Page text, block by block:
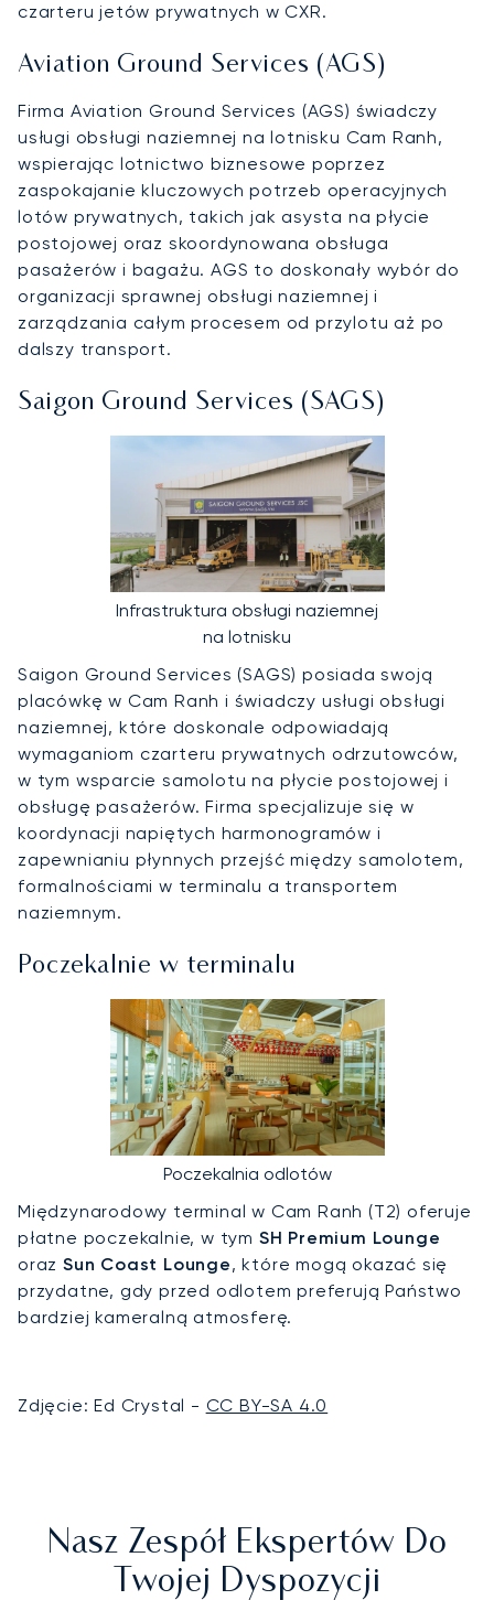
czarteru jetów prywatnych w CXR.
Aviation Ground Services (AGS)
Firma Aviation Ground Services (AGS) świadczy
usługi obsługi naziemnej na lotnisku Cam Ranh,
wspierając lotnictwo biznesowe poprzez
zaspokajanie kluczowych potrzeb operacyjnych
lotów prywatnych, takich jak asysta na płycie
postojowej oraz skoordynowana obsługa
pasażerów i bagażu. AGS to doskonały wybór do
organizacji sprawnej obsługi naziemnej i
zarządzania całym procesem od przylotu aż po
dalszy transport.
Saigon Ground Services (SAGS)
Infrastruktura obsługi naziemnej
na lotnisku
Saigon Ground Services (SAGS) posiada swoją
placówkę w Cam Ranh i świadczy usługi obsługi
naziemnej, które doskonale odpowiadają
wymaganiom czarteru prywatnych odrzutowców,
w tym wsparcie samolotu na płycie postojowej i
obsługę pasażerów. Firma specjalizuje się w
koordynacji napiętych harmonogramów i
zapewnianiu płynnych przejść między samolotem,
formalnościami w terminalu a transportem
naziemnym.
Poczekalnie w terminalu
Poczekalnia odlotów
Międzynarodowy terminal w Cam Ranh (T2) oferuje
płatne poczekalnie, w tym SH Premium Lounge
oraz Sun Coast Lounge, które mogą okazać się
przydatne, gdy przed odlotem preferują Państwo
bardziej kameralną atmosferę.
Zdjęcie: Ed Crystal - CC BY-SA 4.0
Nasz Zespół Ekspertów Do
Twojej Dyspozycji